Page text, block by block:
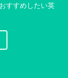
すすめしたい英